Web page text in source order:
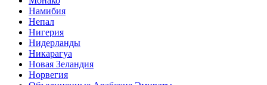
Намибия
Непал
Нигерия
Нидерланды
Никарагуа
Новая Зеландия
Норвегия